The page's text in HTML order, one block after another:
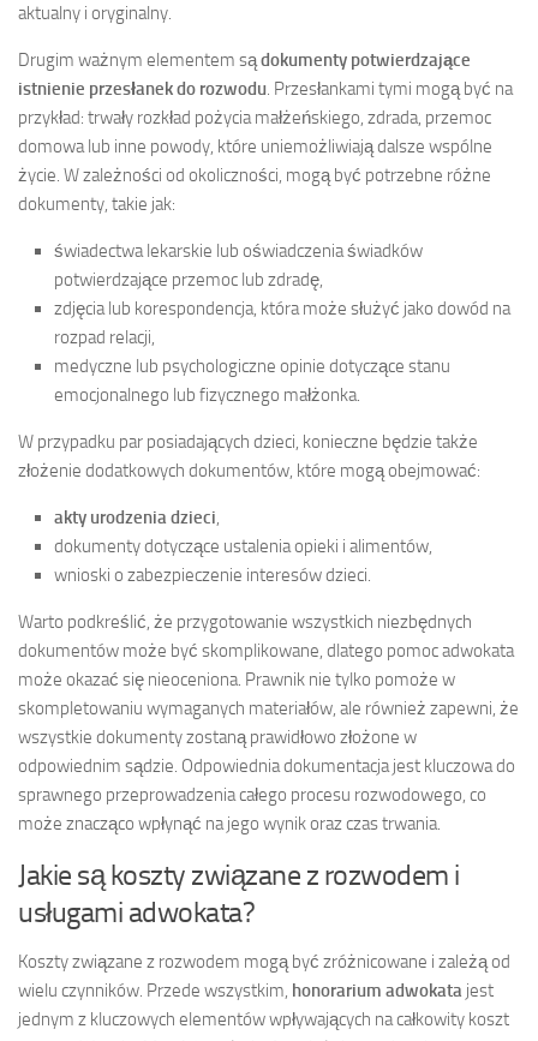
aktualny i oryginalny.
Drugim ważnym elementem sądokumenty potwierdzające
istnienie przesłanek do rozwodu. Przesłankami tymi mogą być na
przykład: trwały rozkład pożycia małżeńskiego, zdrada, przemoc
domowa lub inne powody, które uniemożliwiają dalsze wspólne
życie. W zależności od okoliczności, mogą być potrzebne różne
dokumenty, takie jak:
świadectwa lekarskie lub oświadczenia świadków
potwierdzające przemoc lub zdradę,
zdjęcia lub korespondencja, która może służyć jako dowód na
rozpad relacji,
medyczne lub psychologiczne opinie dotyczące stanu
emocjonalnego lub fizycznego małżonka.
W przypadku par posiadających dzieci, konieczne będzie także
złożenie dodatkowych dokumentów, które mogą obejmować:
akty urodzenia dzieci,
dokumenty dotyczące ustalenia opieki i alimentów,
wnioski o zabezpieczenie interesów dzieci.
Warto podkreślić, że przygotowanie wszystkich niezbędnych
dokumentów może być skomplikowane, dlatego pomoc adwokata
może okazać się nieoceniona. Prawnik nie tylko pomoże w
skompletowaniu wymaganych materiałów, ale również zapewni, że
wszystkie dokumenty zostaną prawidłowo złożone w
odpowiednim sądzie. Odpowiednia dokumentacja jest kluczowa do
sprawnego przeprowadzenia całego procesu rozwodowego, co
może znacząco wpłynąć na jego wynik oraz czas trwania.
Jakie są koszty związane z rozwodem i
usługami adwokata?
Koszty związane z rozwodem mogą być zróżnicowane i zależą od
wielu czynników. Przede wszystkim, honorarium adwokata jest
jednym z kluczowych elementów wpływających na całkowity koszt